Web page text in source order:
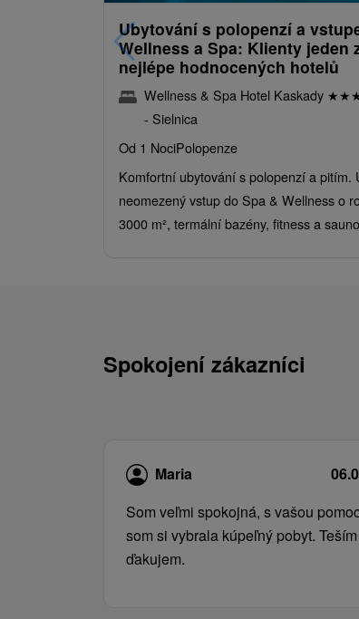
Ubytování s polopenzí a
Wellness a Spa: Klienty jeden
nejlépe hodnocených hotelů
Wellness & Spa Hotel Kaskady ★★
- Sielnica
Od 1 NociPolopenze
Komfortní ubytování s polopenzí a pitím.
neomezený vstup do Spa & Wellness o
3000 m², termální bazény, fitness a
Spokojení zákazníci
Maria
Som veľmi spokojná, s vašou
som si vybrala kúpeľný pobyt.
ďakujem.